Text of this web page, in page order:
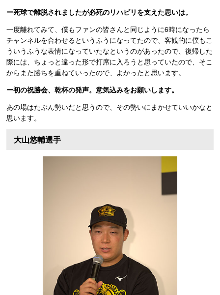
ー死球で離脱されましたが必死のリハビリを支えた思いは。
一度離れてみて、僕もファンの皆さんと同じように6時になったら
チャンネルを合わせるというふうになってたので、客観的に僕もこ
ういうふうな表情になっていたなというのがあったので、復帰した
際には、ちょっと違った形で打席に入ろうと思っていたので、そこ
からまた勝ちを重ねていったので、よかったと思います。
ー初の祝勝会、乾杯の発声。意気込みをお願いします。
あの場はたぶん勢いだと思うので、その勢いにまかせていいかなと
思います。
大山悠輔選手